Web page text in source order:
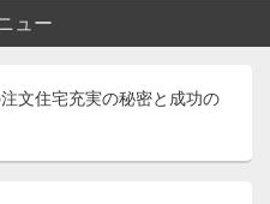
ュー
文住宅充実の秘密と成功の